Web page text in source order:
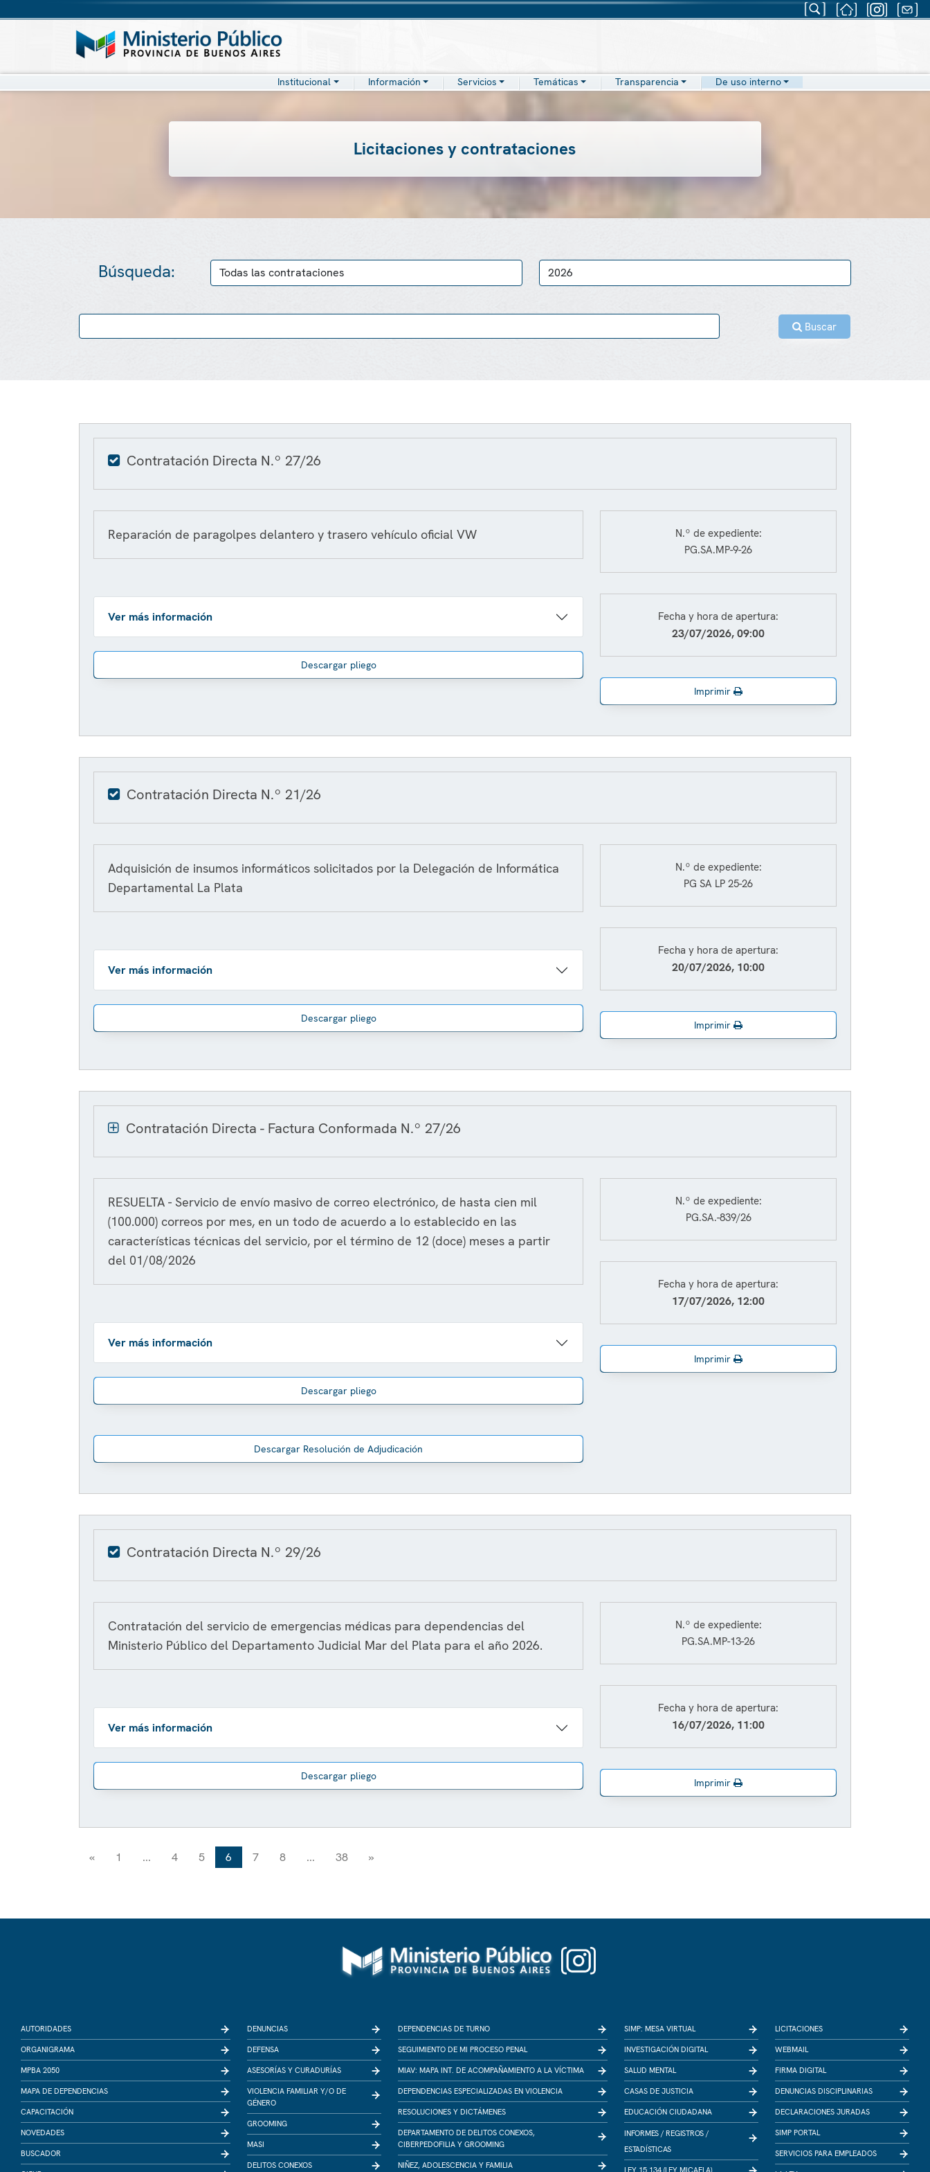
Institucional Información Servicios Temáticas Transparencia De uso interno
Licitaciones y contrataciones
Búsqueda:
Buscar
Contratación Directa N.º 27/26
Reparación de paragolpes delantero y trasero vehículo oficial VW
Ver más información
Descargar pliego
N.º de expediente:
PG.SA.MP-9-26
Fecha y hora de apertura:
23/07/2026, 09:00
Imprimir
Contratación Directa N.º 21/26
Adquisición de insumos informáticos solicitados por la Delegación de Informática
Departamental La Plata
Ver más información
Descargar pliego
N.º de expediente:
PG SA LP 25-26
Fecha y hora de apertura:
20/07/2026, 10:00
Imprimir
Contratación Directa - Factura Conformada N.º 27/26
RESUELTA - Servicio de envío masivo de correo electrónico, de hasta cien mil
(100.000) correos por mes, en un todo de acuerdo a lo establecido en las
características técnicas del servicio, por el término de 12 (doce) meses a partir
del 01/08/2026
Ver más información
Descargar pliego
Descargar Resolución de Adjudicación
N.º de expediente:
PG.SA.-839/26
Fecha y hora de apertura:
17/07/2026, 12:00
Imprimir
Contratación Directa N.º 29/26
Contratación del servicio de emergencias médicas para dependencias del
Ministerio Público del Departamento Judicial Mar del Plata para el año 2026.
Ver más información
Descargar pliego
N.º de expediente:
PG.SA.MP-13-26
Fecha y hora de apertura:
16/07/2026, 11:00
Imprimir
« 1 ... 4 5 6 7 8 ... 38 »
AUTORIDADES
ORGANIGRAMA
MPBA 2050
MAPA DE DEPENDENCIAS
CAPACITACIÓN
NOVEDADES
BUSCADOR
DENUNCIAS
DEFENSA
ASESORÍAS Y CURADURÍAS
VIOLENCIA FAMILIAR Y/O DE
GÉNERO
GROOMING
MASI
DELITOS CONEXOS
DEPENDENCIAS DE TURNO
SEGUIMIENTO DE MI PROCESO PENAL
MIAV: MAPA INT. DE ACOMPAÑAMIENTO A LA VÍCTIMA
DEPENDENCIAS ESPECIALIZADAS EN VIOLENCIA
RESOLUCIONES Y DICTÁMENES
DEPARTAMENTO DE DELITOS CONEXOS,
CIBERPEDOFILIA Y GROOMING
NIÑEZ, ADOLESCENCIA Y FAMILIA
SIMP: MESA VIRTUAL
INVESTIGACIÓN DIGITAL
SALUD MENTAL
CASAS DE JUSTICIA
EDUCACIÓN CIUDADANA
INFORMES / REGISTROS /
ESTADÍSTICAS
LEY 15.134 (LEY MICAELA)
LICITACIONES
WEBMAIL
FIRMA DIGITAL
DENUNCIAS DISCIPLINARIAS
DECLARACIONES JURADAS
SIMP PORTAL
SERVICIOS PARA EMPLEADOS